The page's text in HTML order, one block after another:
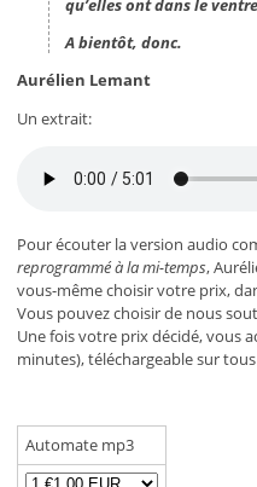
qu’elles ont dans le ventre
A bientôt, donc.
Aurélien Lemant
Un extrait:
Pour écouter la version audio
reprogrammé à la mi-temps,
vous-même choisir votre prix,
Vous pouvez choisir de nous
Une fois votre prix décidé, vous
minutes), téléchargeable sur
Automate mp3